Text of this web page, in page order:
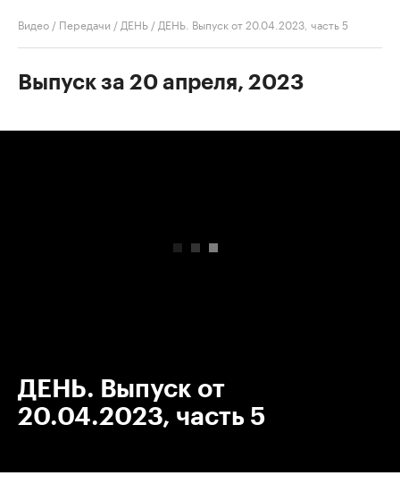
Видео / Передачи / ДЕНЬ / ДЕНЬ. Выпуск от 20.04.2023, часть 5
Выпуск за 20 апреля, 2023
ДЕНЬ. Выпуск от
20.04.2023, часть 5